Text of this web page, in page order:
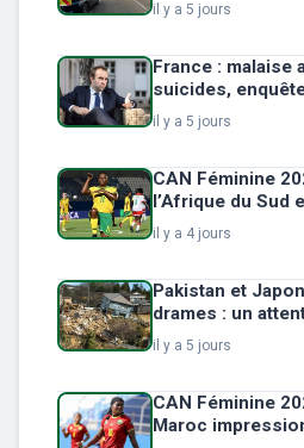
il y a 5 jours
France : malaise
suicides,
il y a 5 jours
CAN Féminine
l’Afrique du Sud
il y a 4 jours
Pakistan et
drames : un
il y a 5 jours
CAN Féminine
Maroc